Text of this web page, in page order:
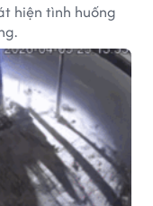
hiện tình huống